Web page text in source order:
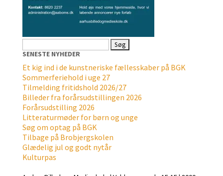
efter:
SENESTE NYHEDER
Et kig ind i de kunstneriske fællesskaber på BGK
Sommerferiehold i uge 27
Tilmelding fritidshold 2026/27
Billeder fra forårsudstillingen 2026
Forårsudstilling 2026
Litteraturmøder for børn og unge
Søg om optag på BGK
Tilbage på Brobjergskolen
Glædelig jul og godt nytår
Kulturpas